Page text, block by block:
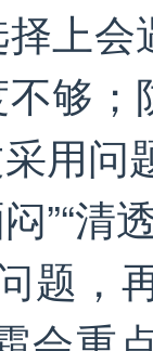
上
够
用问
”“清
题，